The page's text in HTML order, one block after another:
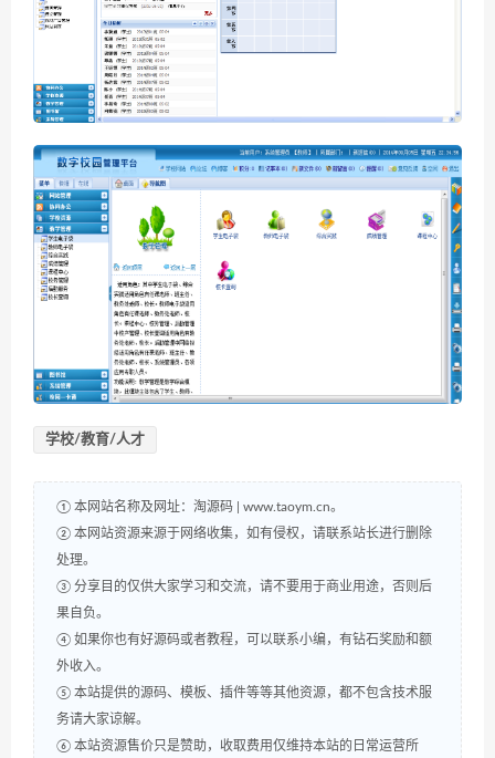
学校/教育/人才
① 本网站名称及网址：淘源码 | www.taoym.cn。
② 本网站资源来源于网络收集，如有侵权，请联系站长进行删除
处理。
③ 分享目的仅供大家学习和交流，请不要用于商业用途，否则后
果自负。
④ 如果你也有好源码或者教程，可以联系小编，有钻石奖励和额
外收入。
⑤ 本站提供的源码、模板、插件等等其他资源，都不包含技术服
务请大家谅解。
⑥ 本站资源售价只是赞助，收取费用仅维持本站的日常运营所